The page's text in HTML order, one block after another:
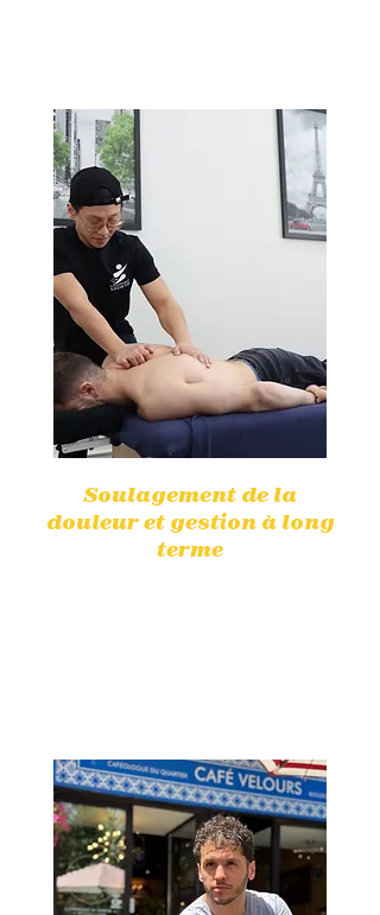
Soulagement de la
douleur et gestion à long
terme